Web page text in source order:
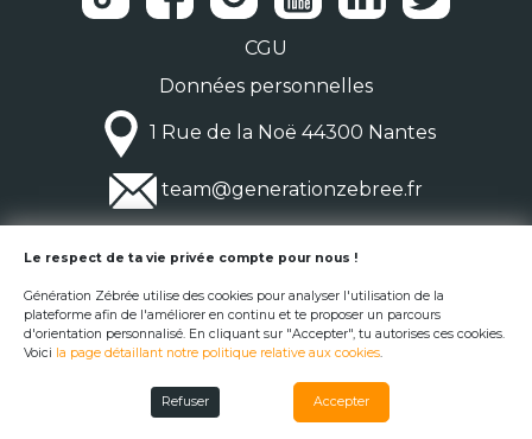
CGU
Données personnelles
1 Rue de la Noë 44300 Nantes
team@generationzebree.fr
© Génération Zébrée 2026
Le respect de ta vie privée compte pour nous !
Génération Zébrée utilise des cookies pour analyser l'utilisation de la
plateforme afin de l'améliorer en continu et te proposer un parcours
d'orientation personnalisé. En cliquant sur "Accepter", tu autorises ces cookies.
Voici la page détaillant notre politique relative aux cookies.
Refuser Accepter